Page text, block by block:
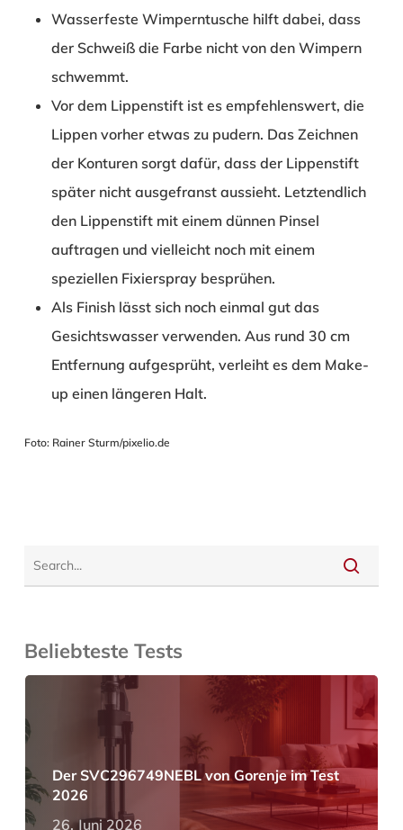
Wasserfeste Wimperntusche hilft dabei, dass
der Schweiß die Farbe nicht von den Wimpern
schwemmt.
Vor dem Lippenstift ist es empfehlenswert, die
Lippen vorher etwas zu pudern. Das Zeichnen
der Konturen sorgt dafür, dass der Lippenstift
später nicht ausgefranst aussieht. Letztendlich
den Lippenstift mit einem dünnen Pinsel
auftragen und vielleicht noch mit einem
speziellen Fixierspray besprühen.
Als Finish lässt sich noch einmal gut das
Gesichtswasser verwenden. Aus rund 30 cm
Entfernung aufgesprüht, verleiht es dem Make-
up einen längeren Halt.
Foto: Rainer Sturm/pixelio.de
Beliebteste Tests
Der SVC296749NEBL von Gorenje im Test
2026
26. Juni 2026